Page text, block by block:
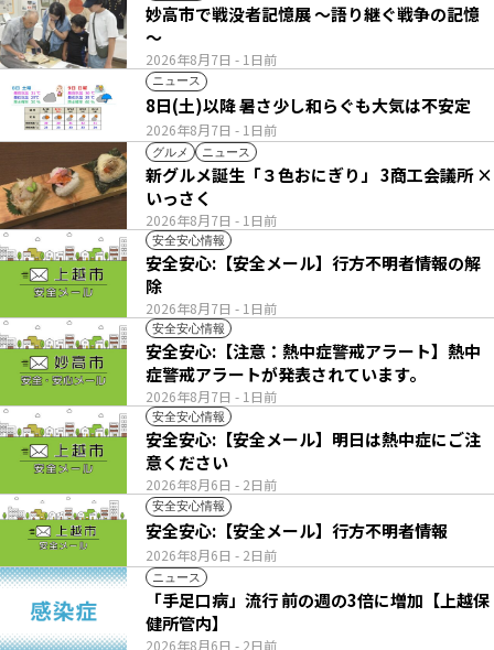
2026年8月7日 - 1日前
妙高市で戦没者記憶展 ～語り継ぐ戦争の記憶
～
ニュース
2026年8月7日 - 1日前
8日(土)以降 暑さ少し和らぐも大気は不安定
グルメ ニュース
2026年8月7日 - 1日前
新グルメ誕生「３色おにぎり」 3商工会議所 ×
いっさく
安全安心情報
2026年8月7日 - 1日前
安全安心:【安全メール】行方不明者情報の解
除
安全安心情報
2026年8月7日 - 1日前
安全安心:【注意：熱中症警戒アラート】熱中
症警戒アラートが発表されています。
安全安心情報
2026年8月6日 - 2日前
安全安心:【安全メール】明日は熱中症にご注
意ください
安全安心情報
2026年8月6日 - 2日前
安全安心:【安全メール】行方不明者情報
ニュース
2026年8月6日 - 2日前
「手足口病」流行 前の週の3倍に増加【上越保
健所管内】